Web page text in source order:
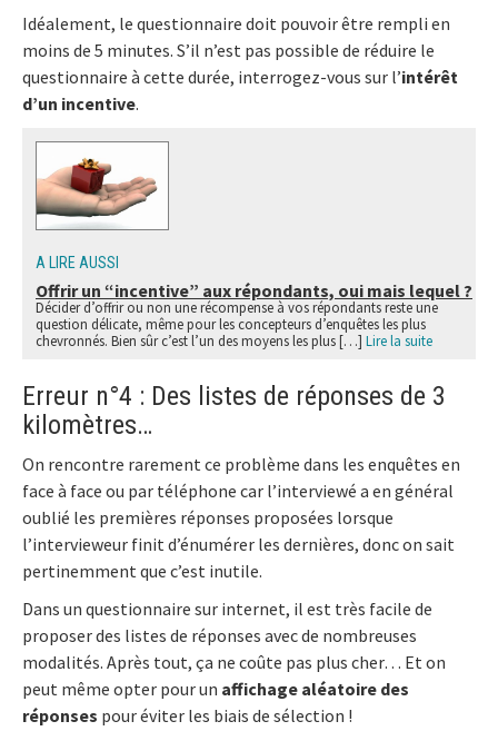
Idéalement, le questionnaire doit pouvoir être rempli en
moins de 5 minutes. S’il n’est pas possible de réduire le
questionnaire à cette durée, interrogez-vous sur l’intérêt
d’un incentive.
A LIRE AUSSI
Offrir un “incentive” aux répondants, oui mais lequel ?
Décider d’offrir ou non une récompense à vos répondants reste une
question délicate, même pour les concepteurs d’enquêtes les plus
chevronnés. Bien sûr c’est l’un des moyens les plus […] Lire la suite
Erreur n°4 : Des listes de réponses de 3
kilomètres…
On rencontre rarement ce problème dans les enquêtes en
face à face ou par téléphone car l’interviewé a en général
oublié les premières réponses proposées lorsque
l’intervieweur finit d’énumérer les dernières, donc on sait
pertinemment que c’est inutile.
Dans un questionnaire sur internet, il est très facile de
proposer des listes de réponses avec de nombreuses
modalités. Après tout, ça ne coûte pas plus cher… Et on
peut même opter pour un affichage aléatoire des
réponses pour éviter les biais de sélection !